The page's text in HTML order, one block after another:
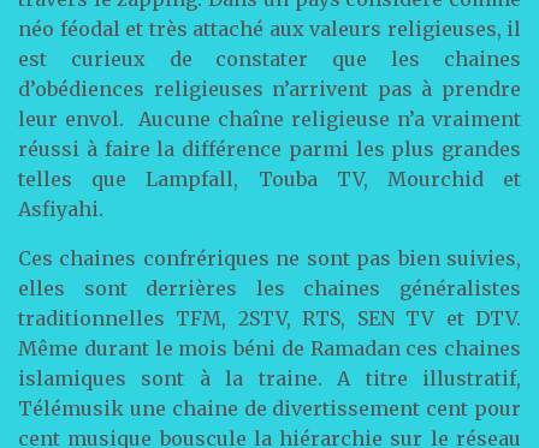
néo féodal et très attaché aux valeurs religieuses, il
est curieux de constater que les chaines
d’obédiences religieuses n’arrivent pas à prendre
leur envol. Aucune chaîne religieuse n’a vraiment
réussi à faire la différence parmi les plus grandes
telles que Lampfall, Touba TV, Mourchid et
Asfiyahi.
Ces chaines confrériques ne sont pas bien suivies,
elles sont derrières les chaines généralistes
traditionnelles TFM, 2STV, RTS, SEN TV et DTV.
Même durant le mois béni de Ramadan ces chaines
islamiques sont à la traine. A titre illustratif,
Télémusik une chaine de divertissement cent pour
cent musique bouscule la hiérarchie sur le réseau